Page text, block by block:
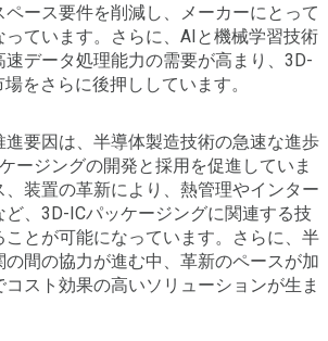
ース要件を削減し、メーカーにとって
ています。さらに、AIと機械学習技術
データ処理能力の需要が高まり、3D-
をさらに後押ししています。
進要因は、半導体製造技術の急速な進歩
ージングの開発と採用を促進していま
装置の革新により、熱管理やインター
ど、3D-ICパッケージングに関連する技
とが可能になっています。さらに、半
間の協力が進む中、革新のペースが加
スト効果の高いソリューションが生ま